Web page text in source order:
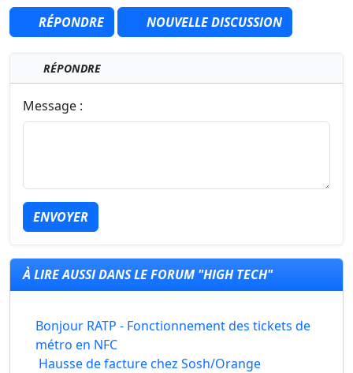
RÉPONDRE NOUVELLE DISCUSSION
RÉPONDRE
Message :
ENVOYER
À LIRE AUSSI DANS LE FORUM "HIGH TECH"
Bonjour RATP - Fonctionnement des tickets de
métro en NFC
Hausse de facture chez Sosh/Orange